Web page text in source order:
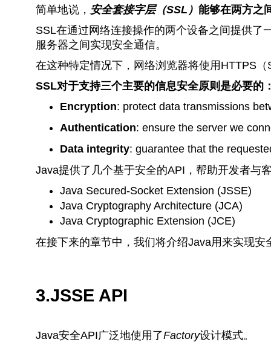
简单地说， 安全套接字层（SSL） 能够在两方之
SSL在通过网络连接操作的两个设备之间提供了
服务器之间实现安全通信。
在这种特定情况下，网络浏览器将使用HTTPS
SSL对于支持三个主要的信息安全原则是必要的
Encryption: protect data transmissions
Authentication: ensure the server we
Data integrity: guarantee that the
Java提供了几个基于安全的API，帮助开发者与
Java Secured-Socket Extension (JSSE)
Java Cryptography Architecture (JCA)
Java Cryptographic Extension (JCE)
在接下来的章节中，我们将介绍Java用来实现安
3.JSSE API
Java安全API广泛地使用了Factory设计模式。